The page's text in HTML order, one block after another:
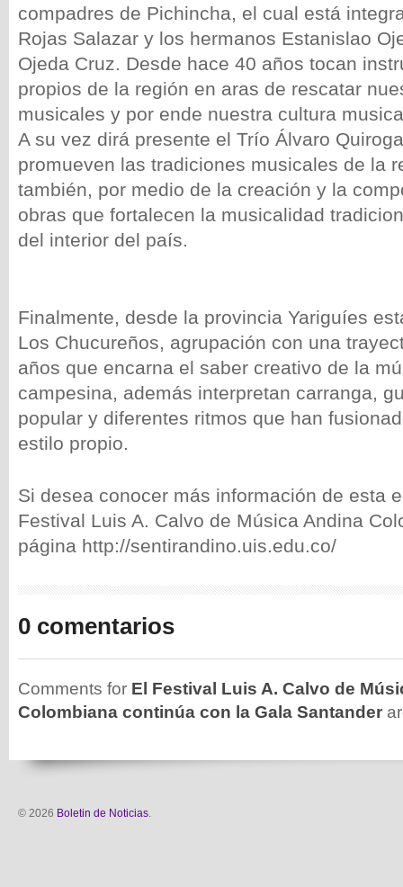
compadres de Pichincha, el cual está
Rojas Salazar y los hermanos Estanislao
Ojeda Cruz. Desde hace 40 años tocan
propios de la región en aras de rescatar
musicales y por ende nuestra cultura
A su vez dirá presente el Trío Álvaro
promueven las tradiciones musicales de la
también, por medio de la creación y la
obras que fortalecen la musicalidad
del interior del país.
Finalmente, desde la provincia Yariguíes
Los Chucureños, agrupación con una
años que encarna el saber creativo de la
campesina, además interpretan carranga,
popular y diferentes ritmos que han
estilo propio.
Si desea conocer más información de esta
Festival Luis A. Calvo de Música Andina
página http://sentirandino.uis.edu.co/
0 comentarios
Comments for El Festival Luis A. Calvo de
Colombiana continúa con la Gala Santander
© 2026 Boletin de Noticias.